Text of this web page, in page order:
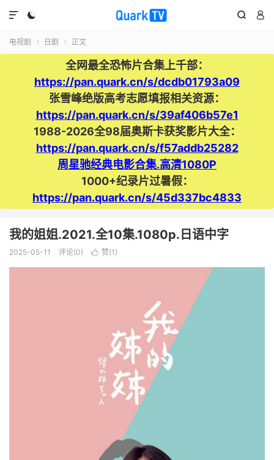
  

电视剧  日剧  正文
全网最全恐怖片合集上千部：
https://pan.quark.cn/s/dcdb01793a09
张雪峰绝版高考志愿填报相关资源：
https://pan.quark.cn/s/39af406b57e1
1988-2026全98届奥斯卡获奖影片大全：
https://pan.quark.cn/s/f57addb25282
周星驰经典电影合集.高清1080P
1000+纪录片过暑假：
https://pan.quark.cn/s/45d337bc4833
我的姐姐.2021.全10集.1080p.日语中字
2025-05-11 评论(0)  赞(1 )